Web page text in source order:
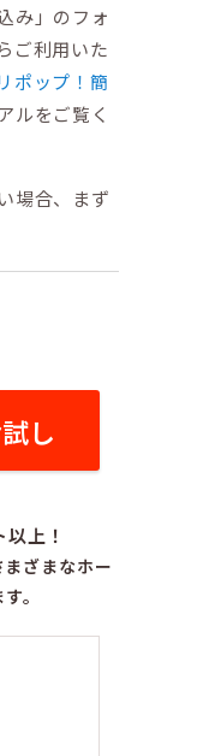
み」のフォ
ご利用いた
ポップ！簡
ルをご覧く
場合、まず
し
上！
ざまなホー
。